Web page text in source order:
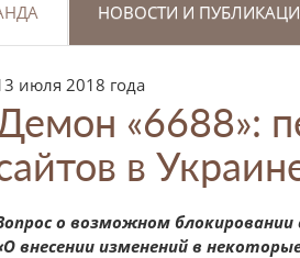
НОВОСТИ И
июля 2018 года
«6688»:
в
о возможном
внесении изменений в